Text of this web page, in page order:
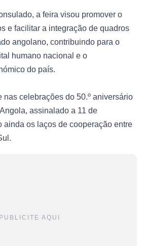
a feira visou promover o
e facilitar a integração de quadros
angolano, contribuindo para o
humano nacional e o
do país.
nas celebrações do 50.º aniversário
assinalado a 11 de
ainda os laços de cooperação entre
PUBLICITE AQUI